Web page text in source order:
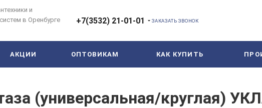
и
в Оренбурге
+7(3532) 21-01-01 ЗАКАЗАТЬ ЗВОНОК
АКЦИИ ОПТОВИКАМ КАК КУПИТЬ
(универсальная/круглая)